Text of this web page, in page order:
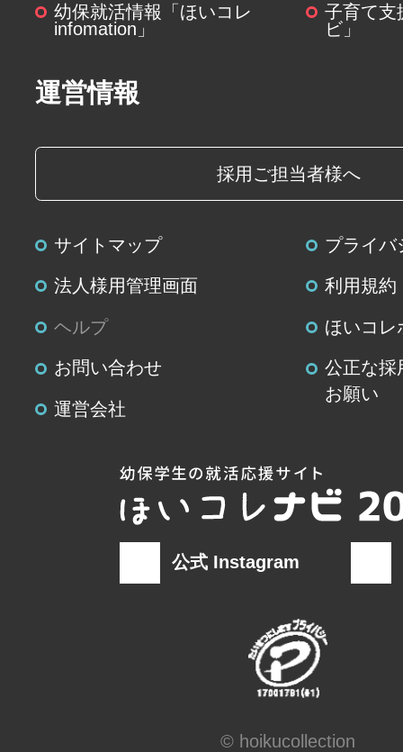
幼保就活情報「ほいコレ
infomation」
子育て支
ビ」
運営情報
採用ご担当者様へ
サイトマップ プライバ
法人様用管理画面 利用規約
ヘルプ ほいコレ
お問い合わせ
公正な採
お願い
運営会社
公式 Instagram
© hoikucollection